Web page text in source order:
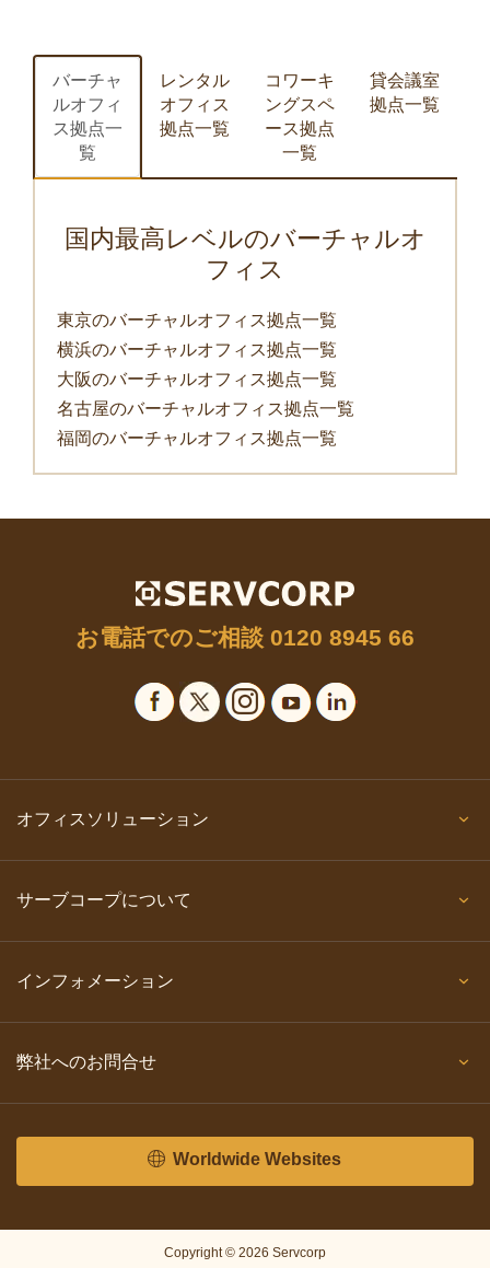
バーチャ
ルオフィ
ス拠点一
覧
レンタル
オフィス
拠点一覧
コワーキ
ングスペ
ース拠点
一覧
貸会議室
拠点一覧
国内最高レベルのバーチャルオ
フィス
東京のバーチャルオフィス拠点一覧
横浜のバーチャルオフィス拠点一覧
大阪のバーチャルオフィス拠点一覧
名古屋のバーチャルオフィス拠点一覧
福岡のバーチャルオフィス拠点一覧
お電話でのご相談 0120 8945 66
オフィスソリューション
サーブコープについて
インフォメーション
弊社へのお問合せ
Worldwide Websites
Copyright © 2026 Servcorp